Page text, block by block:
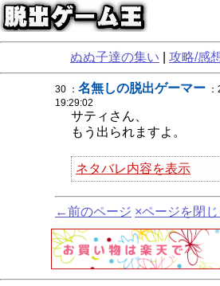
ぬぬ子達の集い 攻略/感
30 ： 名無しの脱出ゲーマー
19:29:02
サティさん、
もう出られますよ。
ネタバレ内容を表示
←前のページ ×ページを閉じ